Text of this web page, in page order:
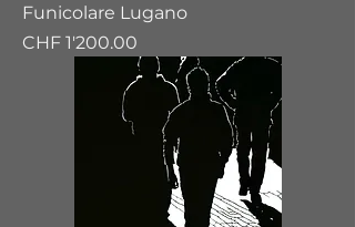
Funicolare Lugano
Preis
CHF 1'200.00